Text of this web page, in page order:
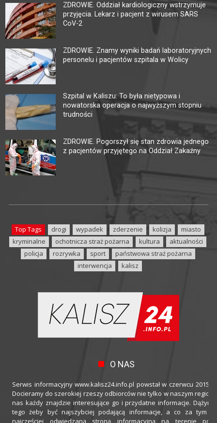
ZDROWIE. Oddział kardiologiczny wstrzymuje
przyjęcia. Lekarz i pacjent z wirusem SARS
CoV-2
ZDROWIE. Znamy wyniki badań laboratoryjnych
personelu i pacjentów szpitala w Wolicy
Szpital w Kaliszu: To była nietypowa i
nowatorska operacja o najwyższym stopniu
trudności
ZDROWIE. Pogorszył się stan zdrowia jednego
z pacjentów przyjętego na Oddział Zakaźny
Top Tags drogi wypadek zderzenie kolizja
miasto
kryminalne
ochotnicza straż pożarna kultura
aktualności
policja
rozrywka sport
państwowa straż pożarna
interwencja
kalisz
O NAS
Serwis informacyjny www.kalisz24.info.pl powstał w czerwcu 2015
Docieramy do szerokiej rzeszy odbiorców nie tylko w naszym
nas każdy znajdzie interesujące go i przydatne informacje.
tego żeby być najszybciej podającą informacje, a co za tym
najczęściej odwiedzaną stroną informacyjną na terenie